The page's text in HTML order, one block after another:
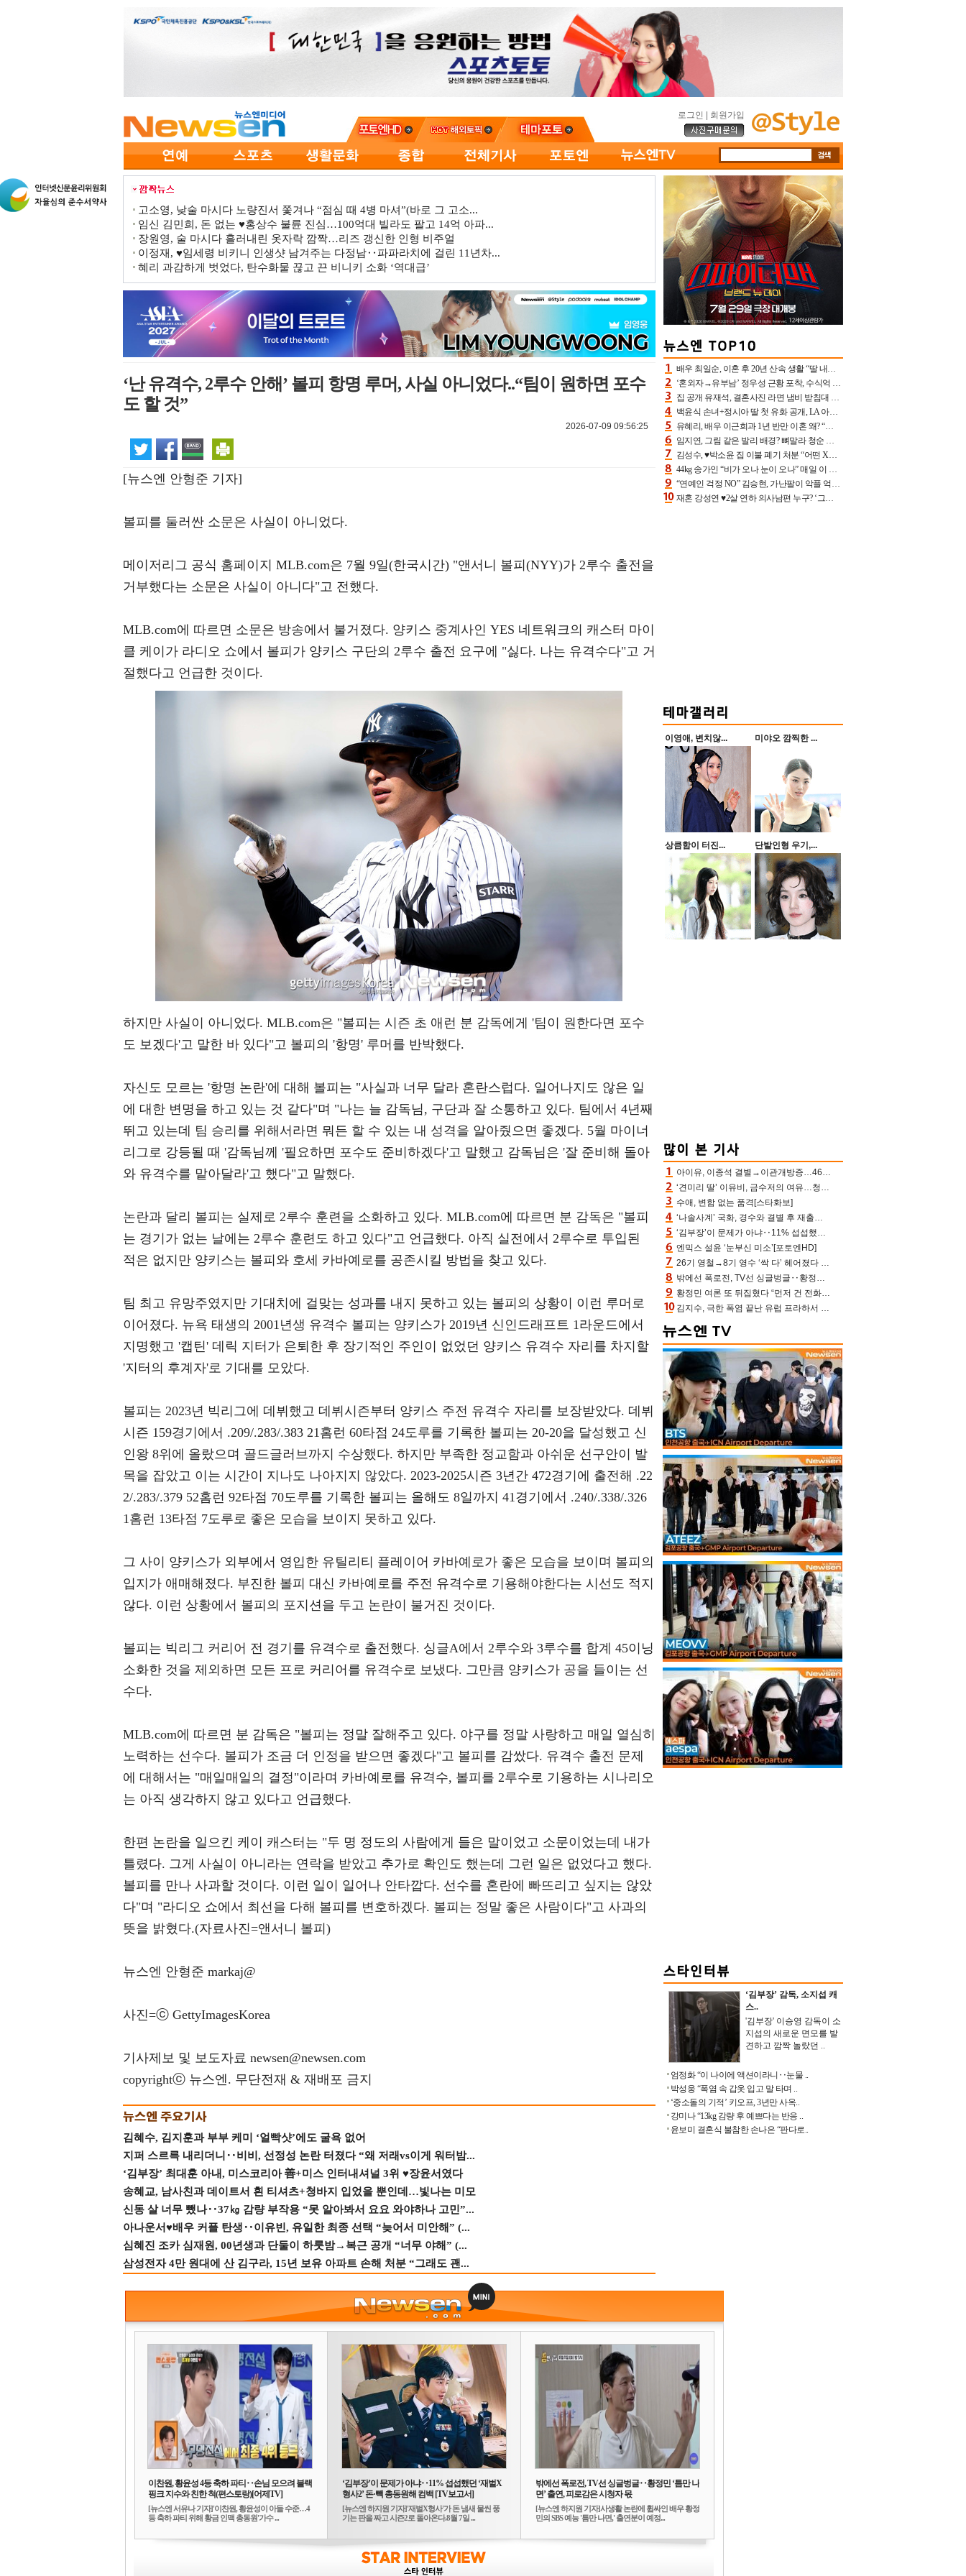
로그인 회원가입
고소영, 낮술 마시다 노량진서 쫓겨나 “점심 때 4병 마셔”(바로 그 고소...
임신 김민희, 돈 없는 ♥홍상수 불륜 진심…100억대 빌라도 팔고 14억 아파...
장원영, 술 마시다 흘러내린 옷자락 깜짝…리즈 갱신한 인형 비주얼
이정재, ♥임세령 비키니 인생샷 남겨주는 다정남‥파파라치에 걸린 11년차...
혜리 과감하게 벗었다, 탄수화물 끊고 끈 비니키 소화 ‘역대급’
‘난 유격수, 2루수 안해’ 볼피 항명 루머, 사실 아니었다..“팀이 원하면 포수
도 할 것”
2026-07-09 09:56:25
[뉴스엔 안형준 기자]
볼피를 둘러싼 소문은 사실이 아니었다.
메이저리그 공식 홈페이지 MLB.com은 7월 9일(한국시간) "앤서니 볼피(NYY)가 2루수 출전을
거부했다는 소문은 사실이 아니다"고 전했다.
MLB.com에 따르면 소문은 방송에서 불거졌다. 양키스 중계사인 YES 네트워크의 캐스터 마이
클 케이가 라디오 쇼에서 볼피가 양키스 구단의 2루수 출전 요구에 "싫다. 나는 유격수다"고 거
절했다고 언급한 것이다.
하지만 사실이 아니었다. MLB.com은 "볼피는 시즌 초 애런 분 감독에게 '팀이 원한다면 포수
도 보겠다'고 말한 바 있다"고 볼피의 '항명' 루머를 반박했다.
자신도 모르는 '항명 논란'에 대해 볼피는 "사실과 너무 달라 혼란스럽다. 일어나지도 않은 일
에 대한 변명을 하고 있는 것 같다"며 "나는 늘 감독님, 구단과 잘 소통하고 있다. 팀에서 4년째
뛰고 있는데 팀 승리를 위해서라면 뭐든 할 수 있는 내 성격을 알아줬으면 좋겠다. 5월 마이너
리그로 강등될 때 '감독님께 '필요하면 포수도 준비하겠다'고 말했고 감독님은 '잘 준비해 돌아
와 유격수를 맡아달라'고 했다"고 말했다.
논란과 달리 볼피는 실제로 2루수 훈련을 소화하고 있다. MLB.com에 따르면 분 감독은 "볼피
는 경기가 없는 날에는 2루수 훈련도 하고 있다"고 언급했다. 아직 실전에서 2루수로 투입된
적은 없지만 양키스는 볼피와 호세 카바예로를 공존시킬 방법을 찾고 있다.
팀 최고 유망주였지만 기대치에 걸맞는 성과를 내지 못하고 있는 볼피의 상황이 이런 루머로
이어졌다. 뉴욕 태생의 2001년생 유격수 볼피는 양키스가 2019년 신인드래프트 1라운드에서
지명했고 '캡틴' 데릭 지터가 은퇴한 후 장기적인 주인이 없었던 양키스 유격수 자리를 차지할
'지터의 후계자'로 기대를 모았다.
볼피는 2023년 빅리그에 데뷔했고 데뷔시즌부터 양키스 주전 유격수 자리를 보장받았다. 데뷔
시즌 159경기에서 .209/.283/.383 21홈런 60타점 24도루를 기록한 볼피는 20-20을 달성했고 신
인왕 8위에 올랐으며 골드글러브까지 수상했다. 하지만 부족한 정교함과 아쉬운 선구안이 발
목을 잡았고 이는 시간이 지나도 나아지지 않았다. 2023-2025시즌 3년간 472경기에 출전해 .22
2/.283/.379 52홈런 92타점 70도루를 기록한 볼피는 올해도 8일까지 41경기에서 .240/.338/.326
1홈런 13타점 7도루로 좋은 모습을 보이지 못하고 있다.
그 사이 양키스가 외부에서 영입한 유틸리티 플레이어 카바예로가 좋은 모습을 보이며 볼피의
입지가 애매해졌다. 부진한 볼피 대신 카바예로를 주전 유격수로 기용해야한다는 시선도 적지
않다. 이런 상황에서 볼피의 포지션을 두고 논란이 불거진 것이다.
볼피는 빅리그 커리어 전 경기를 유격수로 출전했다. 싱글A에서 2루수와 3루수를 합계 45이닝
소화한 것을 제외하면 모든 프로 커리어를 유격수로 보냈다. 그만큼 양키스가 공을 들이는 선
수다.
MLB.com에 따르면 분 감독은 "볼피는 정말 잘해주고 있다. 야구를 정말 사랑하고 매일 열심히
노력하는 선수다. 볼피가 조금 더 인정을 받으면 좋겠다"고 볼피를 감쌌다. 유격수 출전 문제
에 대해서는 "매일매일의 결정"이라며 카바예로를 유격수, 볼피를 2루수로 기용하는 시나리오
는 아직 생각하지 않고 있다고 언급했다.
한편 논란을 일으킨 케이 캐스터는 "두 명 정도의 사람에게 들은 말이었고 소문이었는데 내가
틀렸다. 그게 사실이 아니라는 연락을 받았고 추가로 확인도 했는데 그런 일은 없었다고 했다.
볼피를 만나 사과할 것이다. 이런 일이 일어나 안타깝다. 선수를 혼란에 빠뜨리고 싶지는 않았
다"며 "라디오 쇼에서 최선을 다해 볼피를 변호하겠다. 볼피는 정말 좋은 사람이다"고 사과의
뜻을 밝혔다.(자료사진=앤서니 볼피)
뉴스엔 안형준 markaj@
사진=ⓒ GettyImagesKorea
기사제보 및 보도자료 newsen@newsen.com
copyrightⓒ 뉴스엔. 무단전재 & 재배포 금지
김혜수, 김지훈과 부부 케미 ‘얼빡샷’에도 굴욕 없어
지퍼 스르륵 내리더니‥비비, 선정성 논란 터졌다 “왜 저래vs이게 워터밤...
‘김부장’ 최대훈 아내, 미스코리아 善+미스 인터내셔널 3위 ♥장윤서였다
송혜교, 남사친과 데이트서 흰 티셔츠+청바지 입었을 뿐인데…빛나는 미모
신동 살 너무 뺐나‥37㎏ 감량 부작용 “못 알아봐서 요요 와야하나 고민”...
아나운서♥배우 커플 탄생‥이유빈, 유일한 최종 선택 “늦어서 미안해” (...
심혜진 조카 심재원, 00년생과 단둘이 하룻밤→복근 공개 “너무 야해” (...
삼성전자 4만 원대에 산 김구라, 15년 보유 아파트 손해 처분 “그래도 괜...
배우 최일순, 이혼 후 20년 산속 생활 “딸 내가 버렸다고 원망‥맘 아파”(특종)[어제TV]
‘혼외자→유부남’ 정우성 근황 포착, 수식억 해킹 피해 후배 만났다 “존경하는”
집 공개 유재석, 결혼사진 라면 냄비 받침대 되고 분노‥가족사진도 피해(놀뭐)[어제TV]
백윤식 손녀+정시아 딸 첫 유화 공개, LA 아트쇼→서울국제조각페스타 작가다운 수준급 실력
유혜리, 배우 이근희과 1년 반만 이혼 왜? “식칼 꽂고 의자 던져” 충격 폭로(특종)[어제TV]
임지연, 그림 같은 발리 배경? 뼈말라 청순 비키니 핏에 상대 안 되네
김성수, ♥박소윤 집 이불 폐기 처분 “어떤 X이랑 썼을지 몰라” 질투(신랑수업2)[어제TV]
44kg 송가인 “비가 오나 눈이 오나” 매일 이 운동, 허벅지 근육량 상승+체지방 감소
“연예인 걱정 NO” 김승현, 가난팔이 악플 억울할만‥아내+딸과 日 여행
재혼 강성연 ♥2살 연하 의사남편 누구? ‘그알’ 자문의에 훈남 비주얼 초엘리트 스펙 [종합]
이영애, 변치않... 미야오 깜찍한 ...
상큼함이 터진... 단발인형 우기,...
아이유, 이종석 결별→이관개방증…46장 꽉 채운 유애나 ♥ “열심히 사는 중”
‘견미리 딸’ 이유비, 금수저의 여유…청순 미모에 반전 슬림 라인
수애, 변함 없는 품격[스타화보]
‘나솔사계’ 국화, 경수와 결별 후 재출연…첫인상 3표 몰표
‘김부장’이 문제가 아냐‥11% 섭섭했던 ‘재벌X형사2’ 돈·빽 총동원해 컴백 [TV보고서]
엔믹스 설윤 ‘눈부신 미소’[포토엔HD]
26기 영철→8기 영수 ‘싹 다’ 헤어졌다 ‘나솔사계’ 충격의 현커 0쌍 (촌장TV)
밖에선 폭로전, TV선 싱글벙글‥황정민 ‘틈만 나면’ 출연, 피로감은 시청자 몫
황정민 여론 또 뒤집혔다 “먼저 건 전화 62통, 그만 연락해” vs 女팬 “녹취 다 올려” 진흙탕 싸움
김지수, 극한 폭염 끝난 유럽 프라하서 쾌적한 여름나기 “선풍기만으로 지내”
‘김부장’ 감독, 소지섭 캐
스..
'김부장' 이승영 감독이 소
지섭의 새로운 면모를 발
견하고 깜짝 놀랐던 ..
엄정화 “이 나이에 액션이라니‥눈물 ..
박성웅 “폭염 속 갑옷 입고 말 타며 ..
‘중소돌의 기적’ 키오프, 3년만 사옥..
강미나 “13kg 감량 후 예쁘다는 반응 ..
윤보미 결혼식 불참한 손나은 “판다로..
이찬원, 황윤성 4등 축하 파티‥손님 모으려 블랙
핑크 지수와 친한 척(편스토랑)[어제TV]
[뉴스엔 서유나 기자]'이찬원, 황윤성이 아들 수준…4
등 축하 파티 위해 황금 인맥 총동원'가수 ...
‘김부장’이 문제가 아냐‥11% 섭섭했던 ‘재벌X
형사2’ 돈·빽 총동원해 컴백 [TV보고서]
[뉴스엔 하지원 기자]'재벌X형사'가 돈 냄새 물씬 풍
기는 판을 짜고 시즌2로 돌아온다.8월 7일 ...
밖에선 폭로전, TV선 싱글벙글‥황정민 ‘틈만 나
면’ 출연, 피로감은 시청자 몫
[뉴스엔 하지원 기자]사생활 논란에 휩싸인 배우 황정
민의 SBS 예능 '틈만 나면,' 출연분이 예정...